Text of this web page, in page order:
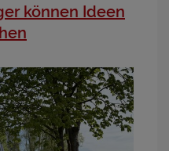
können Ideen
der Verwendung von
gesetzt werden